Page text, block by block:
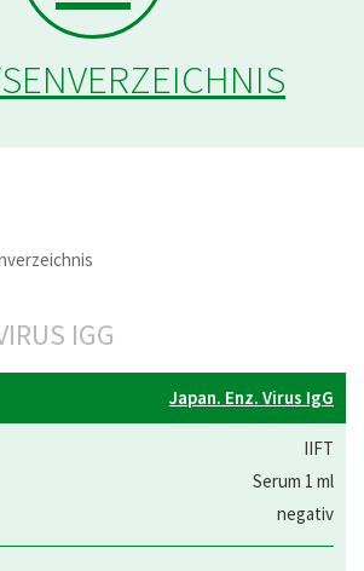
IGG
Japan. Enz. Virus IgG
IIFT
Serum 1 ml
negativ